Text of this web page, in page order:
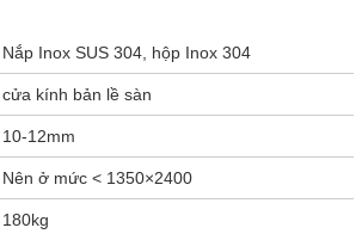
Nắp Inox SUS 304, hộp Inox 304
cửa kính bản lề sàn
10-12mm
Nên ở mức < 1350×2400
180kg